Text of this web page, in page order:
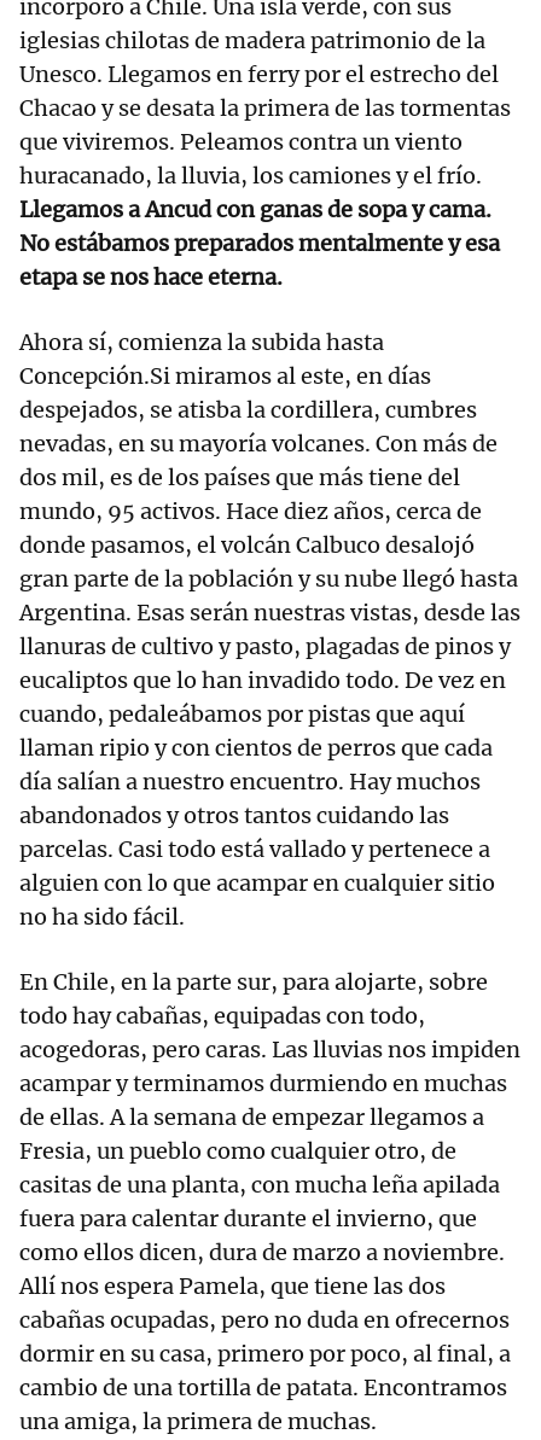
incorporó a Chile. Una isla verde, con sus
iglesias chilotas de madera patrimonio de la
Unesco. Llegamos en ferry por el estrecho del
Chacao y se desata la primera de las tormentas
que viviremos. Peleamos contra un viento
huracanado, la lluvia, los camiones y el frío.
Llegamos a Ancud con ganas de sopa y cama.
No estábamos preparados mentalmente y esa
etapa se nos hace eterna.
Ahora sí, comienza la subida hasta
Concepción.Si miramos al este, en días
despejados, se atisba la cordillera, cumbres
nevadas, en su mayoría volcanes. Con más de
dos mil, es de los países que más tiene del
mundo, 95 activos. Hace diez años, cerca de
donde pasamos, el volcán Calbuco desalojó
gran parte de la población y su nube llegó hasta
Argentina. Esas serán nuestras vistas, desde las
llanuras de cultivo y pasto, plagadas de pinos y
eucaliptos que lo han invadido todo. De vez en
cuando, pedaleábamos por pistas que aquí
llaman ripio y con cientos de perros que cada
día salían a nuestro encuentro. Hay muchos
abandonados y otros tantos cuidando las
parcelas. Casi todo está vallado y pertenece a
alguien con lo que acampar en cualquier sitio
no ha sido fácil.
En Chile, en la parte sur, para alojarte, sobre
todo hay cabañas, equipadas con todo,
acogedoras, pero caras. Las lluvias nos impiden
acampar y terminamos durmiendo en muchas
de ellas. A la semana de empezar llegamos a
Fresia, un pueblo como cualquier otro, de
casitas de una planta, con mucha leña apilada
fuera para calentar durante el invierno, que
como ellos dicen, dura de marzo a noviembre.
Allí nos espera Pamela, que tiene las dos
cabañas ocupadas, pero no duda en ofrecernos
dormir en su casa, primero por poco, al final, a
cambio de una tortilla de patata. Encontramos
una amiga, la primera de muchas.